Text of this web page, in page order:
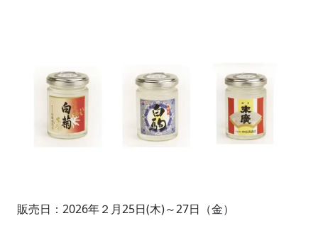
販売日：2026年２月25日(木)～27日（金）